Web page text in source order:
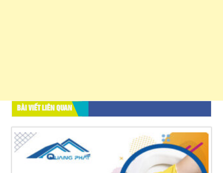
BÀI VIẾT LIÊN QUAN